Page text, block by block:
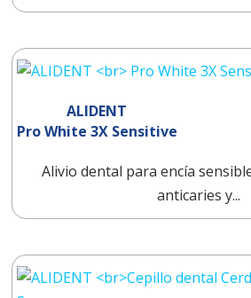
ALIDENT
Pro White 3X Sensitive
Alivio dental para encía
anticaries y...